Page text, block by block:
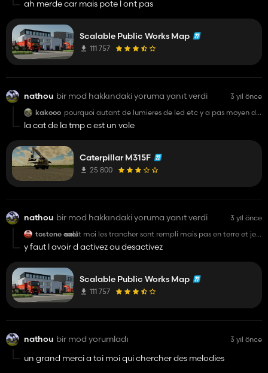
ah merde car mais pote l ont pas
Scalable Public Works Map
111 757
nathou bir mod hakkındaki yoruma yanıt verdi
3 yıl önce
kakooo pourquoi autant de lumieres de led etc y a pas moyen de
rester nature .... une belle cat 315 de base jaune ... sans
tous ce sapin de noel ?🙄
la cat de la tmp c est un vole
Caterpillar M315F
25 800
nathou bir mod hakkındaki yoruma yanıt verdi
3 yıl önce
tostene axelsalut moi les trancher sont rempli mais pas en terre et je
peut pas prendre ce qu'il ya dedans
y faut l avoir d activez ou desactivez
Scalable Public Works Map
111 757
nathou bir mod yorumladı 3 yıl önce
un grand merci a toi moi qui chercher des melodies